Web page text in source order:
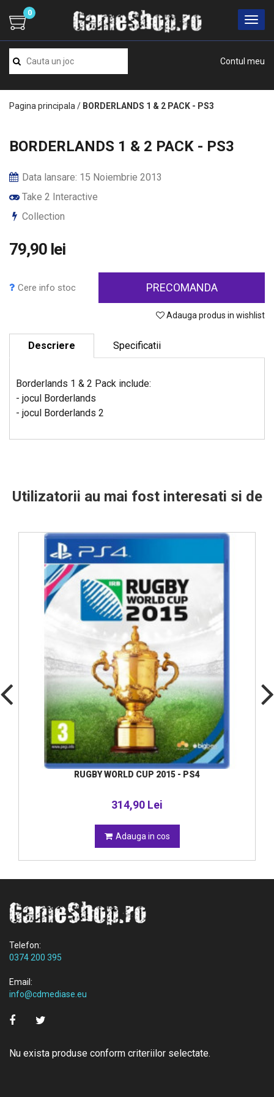
Contul meu
0
Pagina principala / BORDERLANDS 1 & 2 PACK - PS3
BORDERLANDS 1 & 2 PACK - PS3
Data lansare: 15 Noiembrie 2013
Take 2 Interactive
Collection
79,90 lei
Cere info stoc PRECOMANDA
Adauga produs in wishlist
Descriere Specificatii
Borderlands 1 & 2 Pack include:
- jocul Borderlands
- jocul Borderlands 2
Utilizatorii au mai fost interesati si de
RUGBY WORLD CUP 2015 - PS4
314,90 Lei
Adauga in cos
Telefon:
0374 200 395
Email:
info@cdmediase.eu
Nu exista produse conform criteriilor selectate.